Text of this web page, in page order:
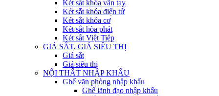
Két sắt khóa vân tay
Két sắt khóa điện tử
Két sắt khóa cơ
Két sắt hòa phát
Két sắt Việt Tiệp
GIÁ SẮT, GIÁ SIÊU THỊ
Giá sắt
Giá siêu thị
NỘI THẤT NHẬP KHẨU
Ghế văn phòng nhập khẩu
Ghế lãnh đạo nhập khẩu